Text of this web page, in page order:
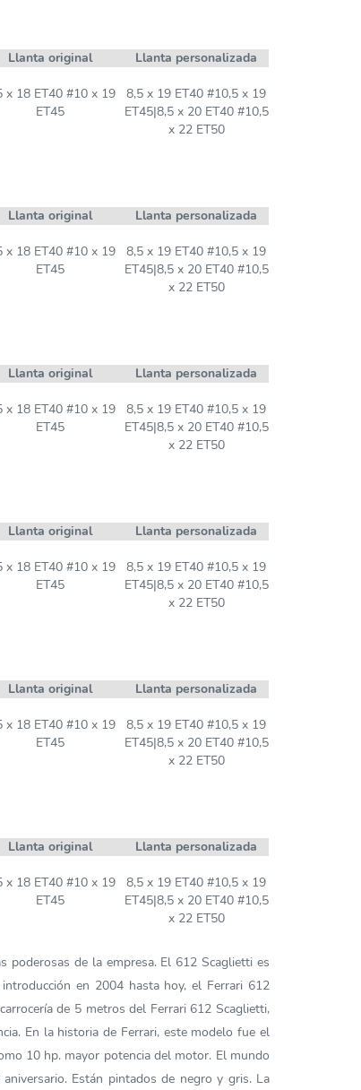
Llanta original Llanta personalizada
x 18 ET40 #10 x 19
ET45
8,5 x 19 ET40 #10,5 x 19
ET45|8,5 x 20 ET40 #10,5
x 22 ET50
Llanta original Llanta personalizada
x 18 ET40 #10 x 19
ET45
8,5 x 19 ET40 #10,5 x 19
ET45|8,5 x 20 ET40 #10,5
x 22 ET50
Llanta original Llanta personalizada
x 18 ET40 #10 x 19
ET45
8,5 x 19 ET40 #10,5 x 19
ET45|8,5 x 20 ET40 #10,5
x 22 ET50
Llanta original Llanta personalizada
x 18 ET40 #10 x 19
ET45
8,5 x 19 ET40 #10,5 x 19
ET45|8,5 x 20 ET40 #10,5
x 22 ET50
Llanta original Llanta personalizada
x 18 ET40 #10 x 19
ET45
8,5 x 19 ET40 #10,5 x 19
ET45|8,5 x 20 ET40 #10,5
x 22 ET50
Llanta original Llanta personalizada
x 18 ET40 #10 x 19
ET45
8,5 x 19 ET40 #10,5 x 19
ET45|8,5 x 20 ET40 #10,5
x 22 ET50
poderosas de la empresa. El 612 Scaglietti es
en 2004 hasta hoy, el Ferrari 612
de 5 metros del Ferrari 612 Scaglietti,
En la historia de Ferrari, este modelo fue el
10 hp. mayor potencia del motor. El mundo
Están pintados de negro y gris. La